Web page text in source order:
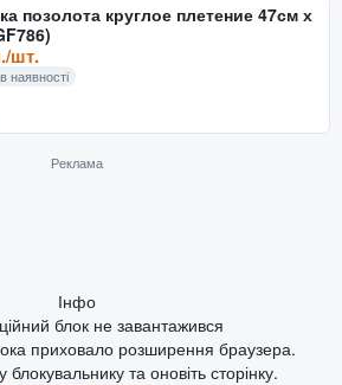
позолота круглое плетение 47см х
шт.
наявності
Реклама
Інфо
блок не завантажився
приховало розширення браузера.
блокувальнику та оновіть сторінку.